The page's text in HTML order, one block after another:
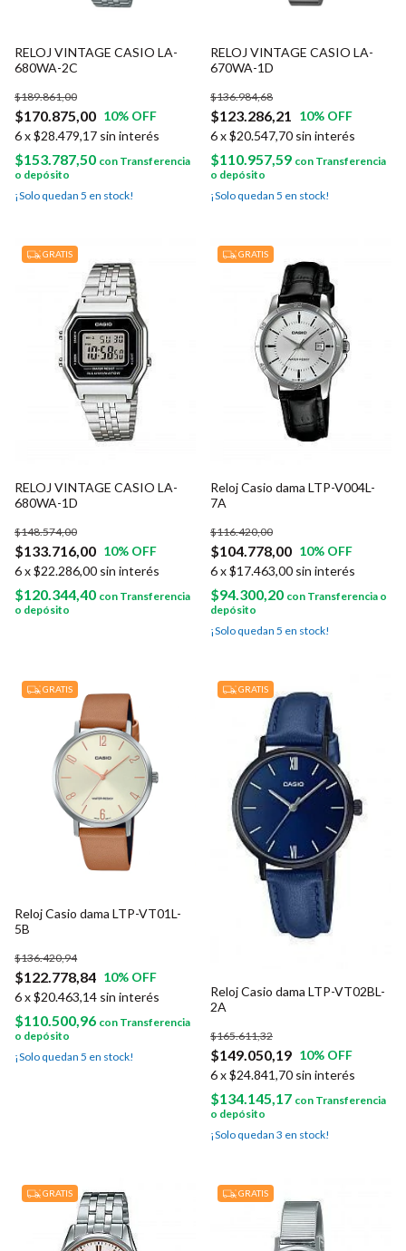
RELOJ VINTAGE CASIO LA-
680WA-2C
$170.875,00
$189.861,00
10% OFF
6x$28.479,17 sin interés
$153.787,50 con Transferencia
o depósito
¡Solo quedan 5 en stock!
RELOJ VINTAGE CASIO LA-
670WA-1D
$123.286,21
$136.984,68
10% OFF
6x$20.547,70 sin interés
$110.957,59 con Transferencia
o depósito
¡Solo quedan 5 en stock!
GRATIS
RELOJ VINTAGE CASIO LA-
680WA-1D
$133.716,00
$148.574,00
10% OFF
6x$22.286,00 sin interés
$120.344,40 con Transferencia
o depósito
GRATIS
Reloj Casio dama LTP-V004L-
7A
$104.778,00
$116.420,00
10% OFF
6x$17.463,00 sin interés
$94.300,20 con Transferencia o
depósito
¡Solo quedan 5 en stock!
GRATIS
Reloj Casio dama LTP-VT01L-
5B
$122.778,84
$136.420,94
10% OFF
6x$20.463,14 sin interés
$110.500,96 con Transferencia
o depósito
¡Solo quedan 5 en stock!
GRATIS
Reloj Casio dama LTP-VT02BL-
2A
$149.050,19
$165.611,32
10% OFF
6x$24.841,70 sin interés
$134.145,17 con Transferencia
o depósito
¡Solo quedan 3 en stock!
GRATIS GRATIS